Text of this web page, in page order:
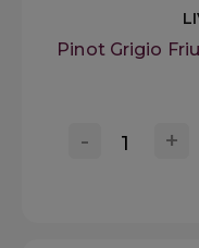
Pinot Grigio
+
-